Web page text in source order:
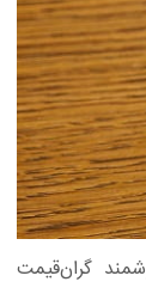
ساعت هوشمند گران‌قیمت